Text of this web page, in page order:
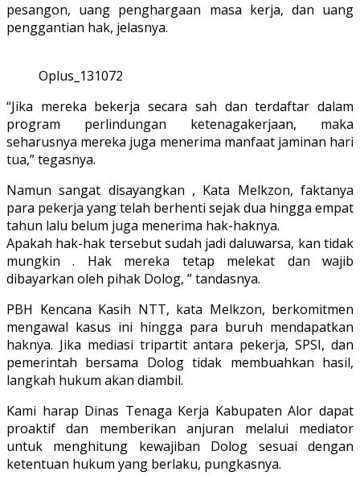
pesangon, uang penghargaan masa kerja, dan uang
penggantian hak, jelasnya.
Oplus_131072
“Jika mereka bekerja secara sah dan terdaftar dalam
program perlindungan ketenagakerjaan, maka
seharusnya mereka juga menerima manfaat jaminan hari
tua,” tegasnya.
Namun sangat disayangkan , Kata Melkzon, faktanya
para pekerja yang telah berhenti sejak dua hingga empat
tahun lalu belum juga menerima hak-haknya.
Apakah hak-hak tersebut sudah jadi daluwarsa, kan tidak
mungkin . Hak mereka tetap melekat dan wajib
dibayarkan oleh pihak Dolog, ” tandasnya.
PBH Kencana Kasih NTT, kata Melkzon, berkomitmen
mengawal kasus ini hingga para buruh mendapatkan
haknya. Jika mediasi tripartit antara pekerja, SPSI, dan
pemerintah bersama Dolog tidak membuahkan hasil,
langkah hukum akan diambil.
Kami harap Dinas Tenaga Kerja Kabupaten Alor dapat
proaktif dan memberikan anjuran melalui mediator
untuk menghitung kewajiban Dolog sesuai dengan
ketentuan hukum yang berlaku, pungkasnya.